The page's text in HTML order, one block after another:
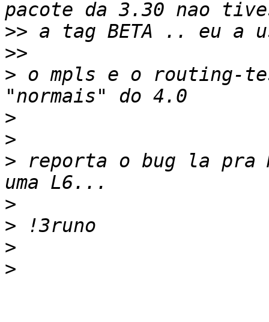
>>
>>
> o mpls e o routing-
>
>
> reporta o bug la pra
>
>
>
>